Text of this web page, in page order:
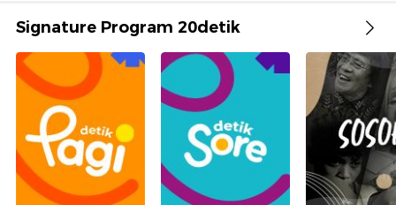
Signature Program 20detik